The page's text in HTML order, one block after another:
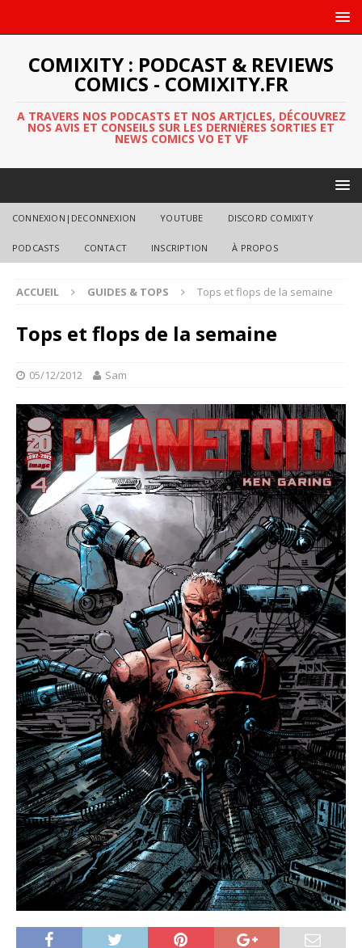
COMIXITY : PODCAST & REVIEWS
COMICS - COMIXITY.FR
A TRAVERS NOS PODCASTS ET NOS ARTICLES, DÉCOUVREZ
NOS AVIS ET CONSEILS SUR LES DERNIÈRES SORTIES ET
NEWS COMICS VO ET VF
CONNEXION|DECONNEXION YOUTUBE DISCORD COMIXITY
PODCASTS CONTACT INSCRIPTION À PROPOS
ACCUEIL GUIDES & TOPS Tops et flops de la semaine
Tops et flops de la semaine
05/12/2012 Sam